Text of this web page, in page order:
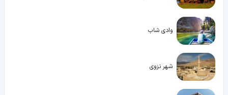
وادی شاب
شهر نزوی